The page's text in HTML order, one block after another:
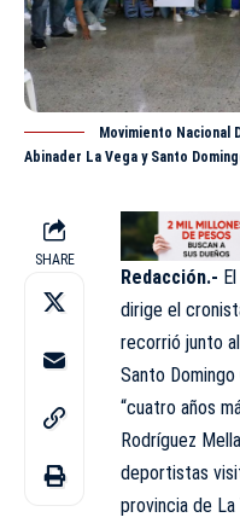
Movimiento
Abinader La Vega y Santo
SHARE
Redacción.-
dirige el
recorrió junto
Santo Domingo
“cuatro años
Rodríguez
deportistas
provincia de La